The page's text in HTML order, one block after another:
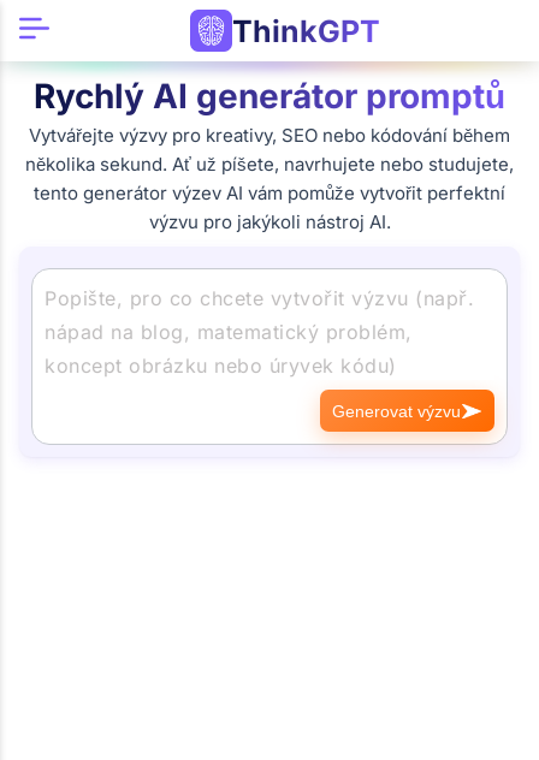
ThinkGPT
Rychlý AI generátor promptů
Vytvářejte výzvy pro kreativy, SEO nebo kódování během
několika sekund. Ať už píšete, navrhujete nebo studujete,
tento generátor výzev AI vám pomůže vytvořit perfektní
výzvu pro jakýkoli nástroj AI.
Generovat výzvu